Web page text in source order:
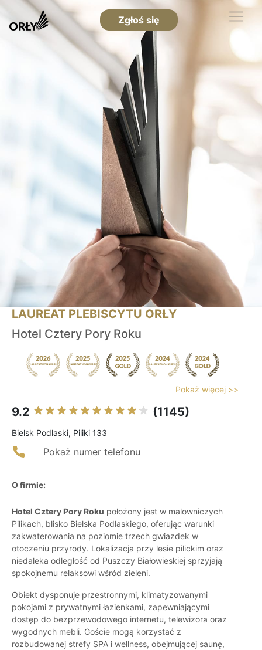
Zgłoś się
LAUREAT PLEBISCYTU ORŁY
Hotel Cztery Pory Roku
Pokaż więcej >>
9.2 (1145)
Bielsk Podlaski, Piliki 133
Pokaż numer telefonu
O firmie:
Hotel Cztery Pory Roku położony jest w malowniczych
Pilikach, blisko Bielska Podlaskiego, oferując warunki
zakwaterowania na poziomie trzech gwiazdek w
otoczeniu przyrody. Lokalizacja przy lesie pilickim oraz
niedaleka odległość od Puszczy Białowieskiej sprzyjają
spokojnemu relaksowi wśród zieleni.
Obiekt dysponuje przestronnymi, klimatyzowanymi
pokojami z prywatnymi łazienkami, zapewniającymi
dostęp do bezprzewodowego internetu, telewizora oraz
wygodnych mebli. Goście mogą korzystać z
rozbudowanej strefy SPA i wellness, obejmującej saunę,